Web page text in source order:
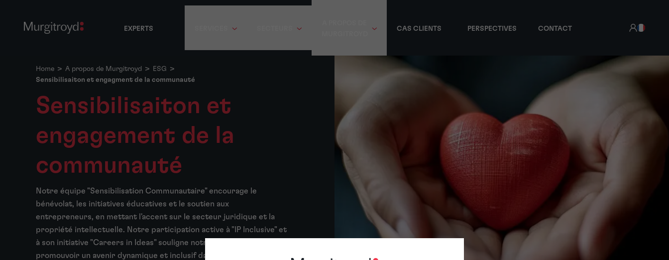
EXPERTS CAS CLIENTS PERSPECTIVES CONTACT
Home > A propos de Murgitroyd > ESG >
Sensibilisaiton et engagment de la communauté
Sensibilisaiton et
engagement de la
communauté
Notre équipe "Sensibilisation Communautaire" encourage le
bénévolat, les initiatives éducatives et le soutien aux
entrepreneurs, en mettant l'accent sur le secteur juridique et la
propriété intellectuelle. Notre participation active à "IP Inclusive" et
à son initiative "Careers in Ideas" souligne notre engagement à
promouvoir un avenir dynamique et inclusif dans notre domaine.